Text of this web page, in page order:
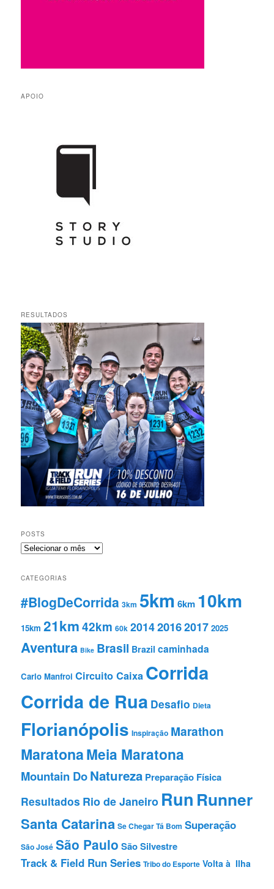
APOIO
RESULTADOS
POSTS
Posts
CATEGORIAS
#BlogDeCorrida 3km 5km 6km 10km
15km 21km42km 60k 201420162017 2025
Aventura Bike Brasil Brazil caminhada
Carlo Manfroi Circuito Caixa Corrida
Corrida de Rua Desafio Dieta
Florianópolis Inspiração Marathon
MaratonaMeia Maratona
Mountain DoNatureza Preparação Fí­sica
Resultados Rio de Janeiro Run Runner
Santa Catarina Se Chegar Tá Bom Superação
São José São Paulo São Silvestre
Track & Field Run Series Tribo do Esporte Volta à Ilha